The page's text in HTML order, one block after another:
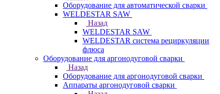
Оборудование для автоматической сварки
WELDESTAR SAW
Назад
WELDESTAR SAW
WELDESTAR система рециркуляции
флюса
Оборудование для аргонодуговой сварки
Назад
Оборудование для аргонодуговой сварки
Аппараты аргонодуговой сварки